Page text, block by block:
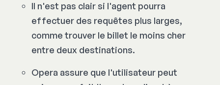
Il n'est pas clair si l'agent pourra
effectuer des requêtes plus larges,
comme trouver le billet le moins cher
entre deux destinations.
Opera assure que l'utilisateur peut